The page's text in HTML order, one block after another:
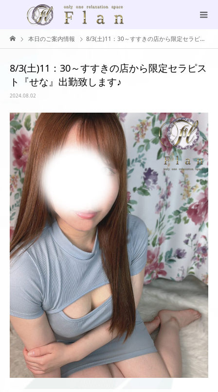
本日のご案内情報 8/3(土)11：30～すすきの店から限定セラピスト『せな』出勤致します♪
8/3(土)11：30～すすきの店から限定セラピス
ト『せな』出勤致します♪
2024.08.02